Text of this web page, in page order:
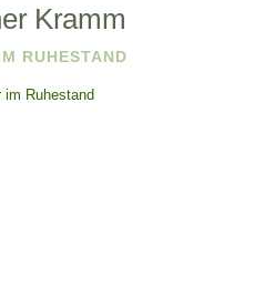
Kramm
RUHESTAND
im Ruhestand